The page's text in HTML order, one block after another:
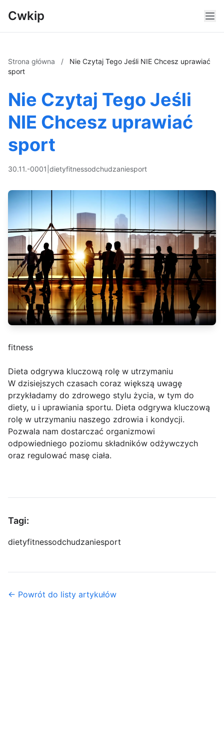
Cwkip
Strona główna /
Nie Czytaj Tego Jeśli NIE Chcesz uprawiać
sport
Nie Czytaj Tego Jeśli
NIE Chcesz uprawiać
sport
30.11.-0001 dietyfitnessodchudzaniesport
fitness
Dieta odgrywa kluczową rolę w utrzymaniu
W dzisiejszych czasach coraz większą uwagę
przykładamy do zdrowego stylu życia, w tym do
diety, u i uprawiania sportu. Dieta odgrywa kluczową
rolę w utrzymaniu naszego zdrowia i kondycji.
Pozwala nam dostarczać organizmowi
odpowiedniego poziomu składników odżywczych
oraz regulować masę ciała.
Tagi:
dietyfitnessodchudzaniesport
← Powrót do listy artykułów